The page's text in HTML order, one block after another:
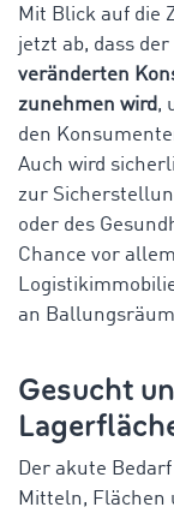
Mit Blick auf die
jetzt ab, dass der
veränderten
zunehmen wird,
den
Auch wird
zur
oder des
Chance vor
an
Gesucht
Der akute
Mitteln, Flächen